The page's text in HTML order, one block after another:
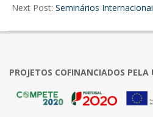
06
Next Post: Seminários
PROJETOS COFINANCIADOS PELA